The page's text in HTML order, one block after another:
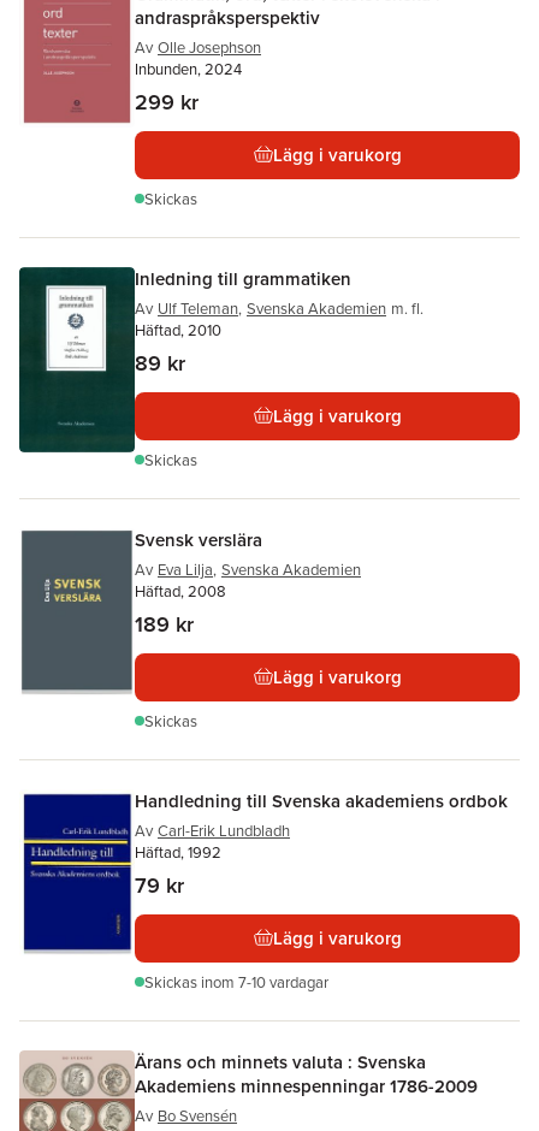
andraspråksperspektiv
Av Olle Josephson
Inbunden, 2024
299 kr
Lägg i varukorg
Skickas
Inledning till grammatiken
Av Ulf Teleman, Svenska Akademien m. fl.
Häftad, 2010
89 kr
Lägg i varukorg
Skickas
Svensk verslära
Av Eva Lilja, Svenska Akademien
Häftad, 2008
189 kr
Lägg i varukorg
Skickas
Handledning till Svenska akademiens ordbok
Av Carl-Erik Lundbladh
Häftad, 1992
79 kr
Lägg i varukorg
Skickas inom 7-10 vardagar
Ärans och minnets valuta : Svenska
Akademiens minnespenningar 1786-2009
Av Bo Svensén